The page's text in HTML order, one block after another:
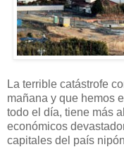
La terrible catástrofe
mañana y que hemos
todo el día, tiene más
económicos
capitales del país